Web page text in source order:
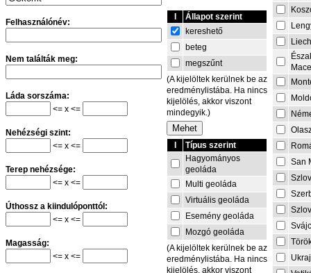
Felhasználónév:
Nem találták meg:
Láda sorszáma:
<= x <=
Nehézségi szint:
<= x <=
Terep nehézsége:
<= x <=
Úthossz a kiindulóponttól:
<= x <=
Magasság:
<= x <=
I
Állapot szerint
kereshető
beteg
megszűnt
(A kijelöltek kerülnek be az
eredménylistába. Ha nincs
kijelölés, akkor viszont
mindegyik.)
I
Típus szerint
Hagyományos
geoláda
Multi geoláda
Virtuális geoláda
Esemény geoláda
Mozgó geoláda
(A kijelöltek kerülnek be az
eredménylistába. Ha nincs
kijelölés, akkor viszont
San